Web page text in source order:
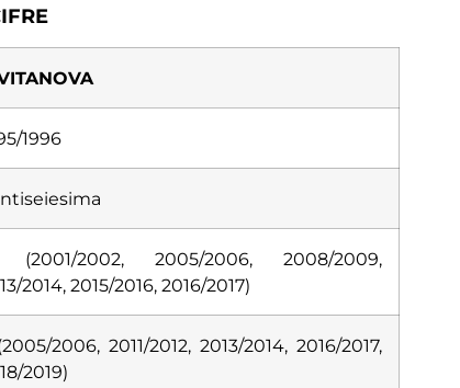
1996
(2001/2002, 2005/2006, 2008/2009,
2014, 2015/2016, 2016/2017)
2006, 2011/2012, 2013/2014, 2016/2017,
2019)